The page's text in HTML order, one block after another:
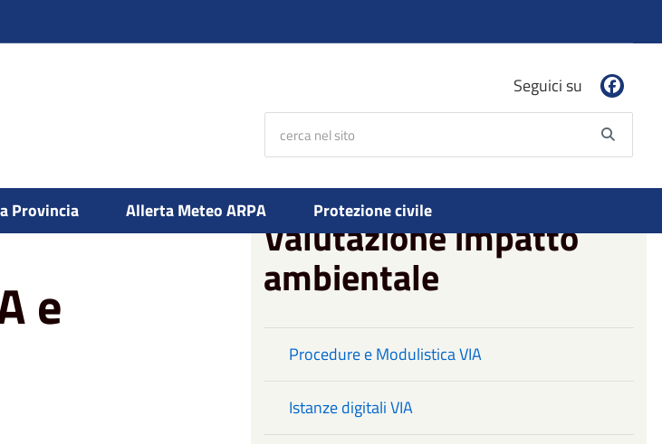
Seguici su
Provincia Allerta Meteo ARPA Protezione civile
conclusi VIA e
e
Valutazione impatto
ambientale
Procedure e Modulistica VIA
Istanze digitali VIA